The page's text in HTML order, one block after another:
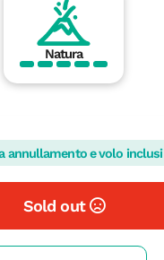
Natura
annullamento e volo inclusi
Sold out